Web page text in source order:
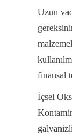
Uzun
finansal
İçsel